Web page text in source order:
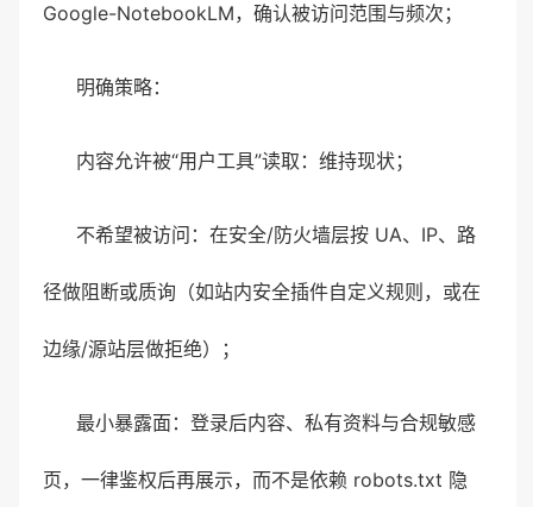
Google-NotebookLM，确认被访问范围与频次；
明确策略：
内容允许被“用户工具”读取：维持现状；
不希望被访问：在安全/防火墙层按 UA、IP、路
径做阻断或质询（如站内安全插件自定义规则，或在
边缘/源站层做拒绝）；
最小暴露面：登录后内容、私有资料与合规敏感
页，一律鉴权后再展示，而不是依赖 robots.txt 隐